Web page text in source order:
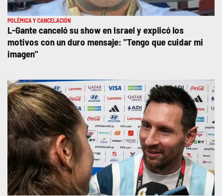
POLÉMICA Y CANCELACIÓN
L-Gante canceló su show en Israel y explicó los
motivos con un duro mensaje: "Tengo que cuidar mi
imagen"